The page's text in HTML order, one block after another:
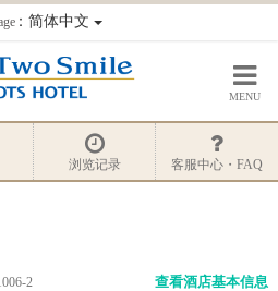
：简体中文
MENU
浏览记录 客服中心・FAQ
2
查看酒店基本信息